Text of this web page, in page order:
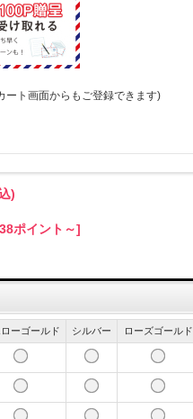
ート画面からもご登録できます)
)
ポイント～]
ーゴールド シルバー ローズゴールド